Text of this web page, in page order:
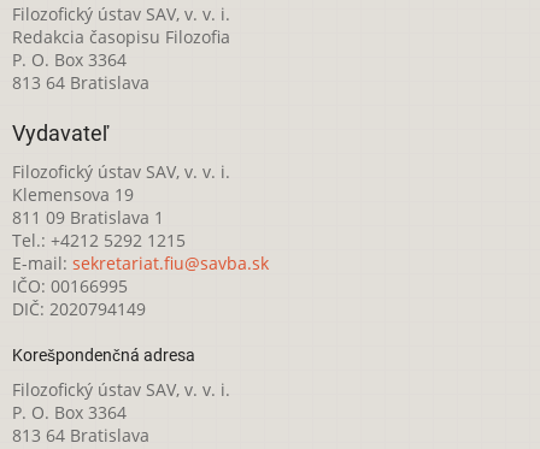
Filozofický ústav SAV, v. v. i.
Redakcia časopisu Filozofia
P. O. Box 3364
813 64 Bratislava
Vydavateľ
Filozofický ústav SAV, v. v. i.
Klemensova 19
811 09 Bratislava 1
Tel.: +4212 5292 1215
E-mail: sekretariat.fiu@savba.sk
IČO: 00166995
DIČ: 2020794149
Korešpondenčná adresa
Filozofický ústav SAV, v. v. i.
P. O. Box 3364
813 64 Bratislava